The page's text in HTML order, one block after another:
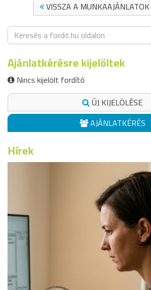
VISSZA A
Ajánlatkérésre kijelöltek
Nincs kijelölt fordító
ÚJ KIJELÖLÉSE
AJÁNLATKÉRÉS
Hírek